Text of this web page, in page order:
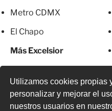
Utilizamos cookies propias
personalizar y mejorar el
nuestros usuarios en
Metro CDMX
El Chapo
Más Excelsior
© 2026 Todos los derechos